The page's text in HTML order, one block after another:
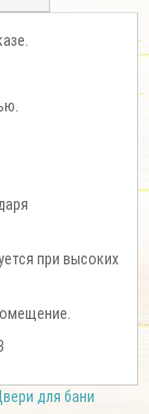
при высоких
для бани